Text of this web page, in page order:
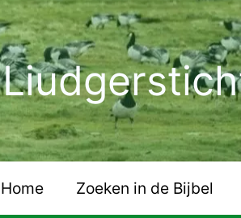
Home Zoeken in de Bijbel